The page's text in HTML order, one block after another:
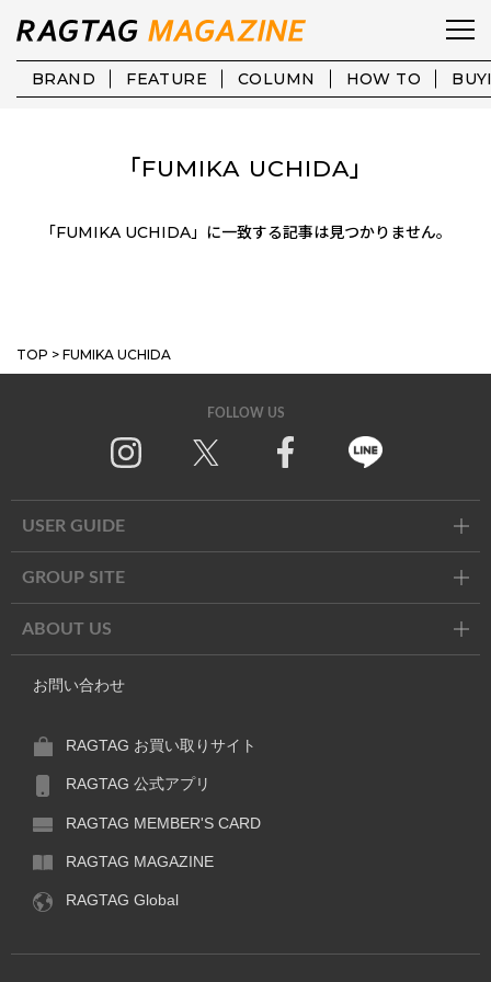
BRAND FEATURE COLUMN HOW TO
「FUMIKA UCHIDA」
「FUMIKA UCHIDA」に一致する記事は見つかりません。
TOP > FUMIKA UCHIDA
FOLLOW US
USER GUIDE
GROUP SITE
ABOUT US
お問い合わせ
RAGTAG お買い取りサイト
RAGTAG 公式アプリ
RAGTAG MEMBER'S CARD
RAGTAG MAGAZINE
RAGTAG Global